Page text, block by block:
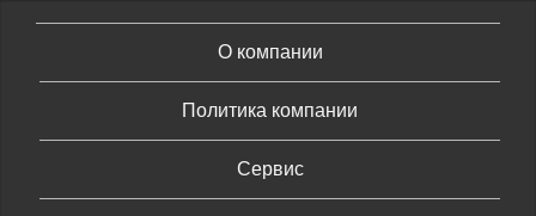
О компании
Политика компании
Сервис